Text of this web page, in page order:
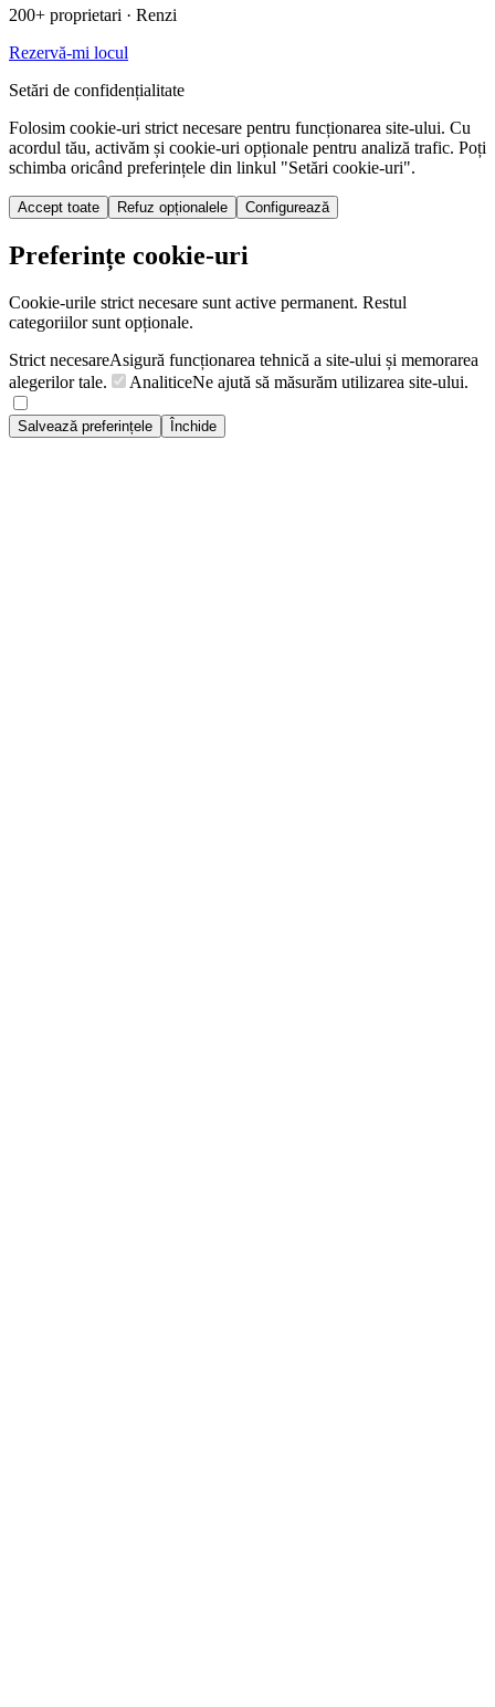
200+ proprietari · Renzi
Rezervă-mi locul
Setări de confidențialitate
Folosim cookie-uri strict necesare pentru funcționarea site-ului. Cu
acordul tău, activăm și cookie-uri opționale pentru analiză trafic. Poți
schimba oricând preferințele din linkul "Setări cookie-uri".
Accept toate Refuz opționalele Configurează
Preferințe cookie-uri
Cookie-urile strict necesare sunt active permanent. Restul
categoriilor sunt opționale.
Strict necesareAsigură funcționarea tehnică a site-ului și memorarea
alegerilor tale.
AnaliticeNe ajută să măsurăm utilizarea site-ului.
Salvează preferințele Închide